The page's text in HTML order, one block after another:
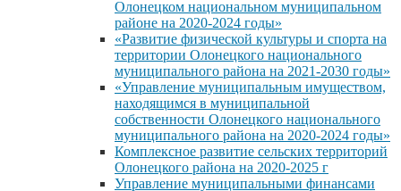
Олонецком национальном муниципальном
районе на 2020-2024 годы»
«Развитие физической культуры и спорта на
территории Олонецкого национального
муниципального района на 2021-2030 годы»
«Управление муниципальным имуществом,
находящимся в муниципальной
собственности Олонецкого национального
муниципального района на 2020-2024 годы»
Комплексное развитие сельских территорий
Олонецкого района на 2020-2025 г
Управление муниципальными финансами